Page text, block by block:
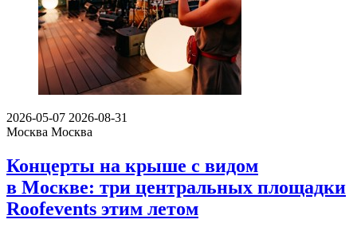
2026-05-07 2026-08-31
Москва Москва
Концерты на крыше с видом
в Москве: три центральных площадки
Roofevents этим летом